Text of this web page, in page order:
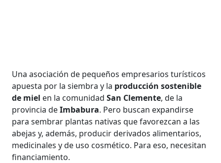
Una asociación de pequeños empresarios turísticos
apuesta por la siembra y la producción sostenible
de miel en la comunidadSan Clemente, de la
provincia deImbabura. Pero buscan expandirse
para sembrar plantas nativas que favorezcan a las
abejas y, además, producir derivados alimentarios,
medicinales y de uso cosmético. Para eso, necesitan
financiamiento.